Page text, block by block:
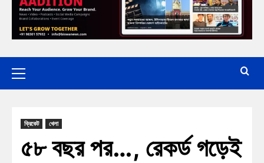
ক্রিকেট খেলা
৫৮ বছর পর…, রেকর্ড গড়েই